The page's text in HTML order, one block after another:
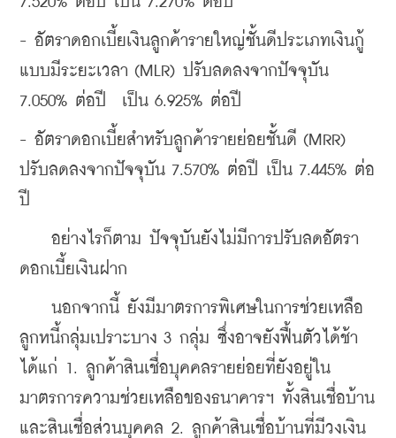
- อัตราดอกเบี้ยเงินลูกค้ารายใหญ่ชั้นดีประเภทเงินกู้
แบบมีระยะเวลา (MLR) ปรับลดลงจากปัจจุบัน
7.050% ต่อปี  เป็น 6.925% ต่อปี
- อัตราดอกเบี้ยสำหรับลูกค้ารายย่อยชั้นดี (MRR)
ปรับลดลงจากปัจจุบัน 7.570% ต่อปี เป็น 7.445% ต่อ
ปี
อย่างไรก็ตาม ปัจจุบันยังไม่มีการปรับลดอัตรา
ดอกเบี้ยเงินฝาก
นอกจากนี้ ยังมีมาตรการพิเศษในการช่วยเหลือ
ลูกหนี้กลุ่มเปราะบาง 3 กลุ่ม ซึ่งอาจยังฟื้นตัวได้ช้า
ได้แก่
1. ลูกค้าสินเชื่อบุคคลรายย่อยที่ยังอยู่ใน
มาตรการความช่วยเหลือของธนาคารฯ ทั้งสินเชื่อบ้าน
และสินเชื่อส่วนบุคคล 2. ลูกค้าสินเชื่อบ้านที่มีวงเงิน